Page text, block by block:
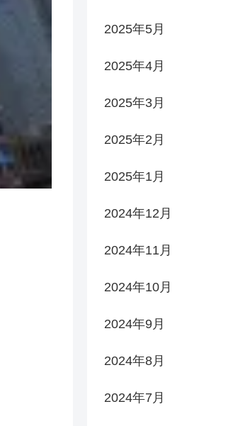
2025年5月
2025年4月
2025年3月
2025年2月
2025年1月
2024年12月
2024年11月
2024年10月
2024年9月
2024年8月
2024年7月